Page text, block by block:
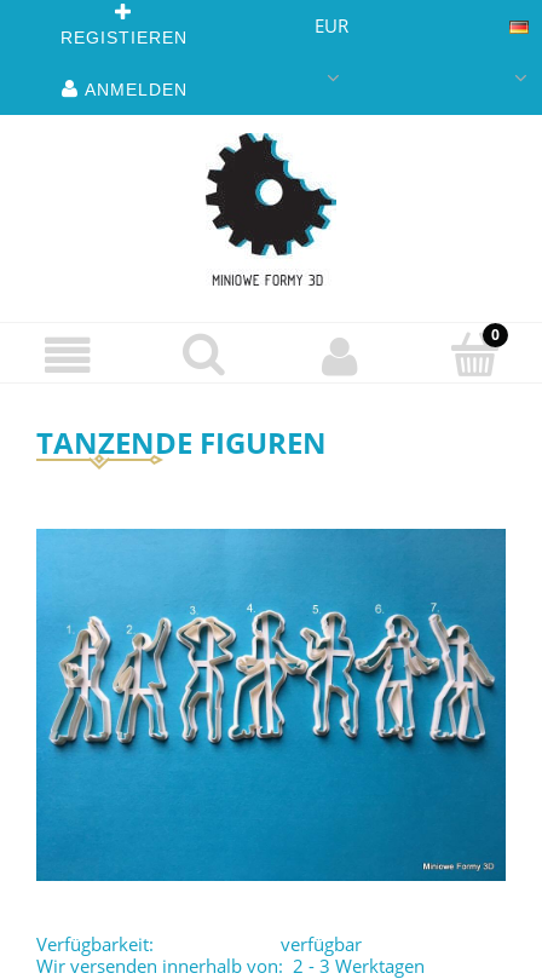
REGISTIEREN
ANMELDEN
EUR
TANZENDE FIGUREN
Verfügbarkeit:
verfügbar
Wir versenden innerhalb von: 2 - 3 Werktagen